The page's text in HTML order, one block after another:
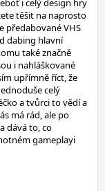
i celý design hry
těšit na naprosto
předabované VHS
dabing hlavní
také značně
i nahláškované
upřímně říct, že
celý
a tvůrci to vědí a
má rád, ale po
dává to, co
gameplayi